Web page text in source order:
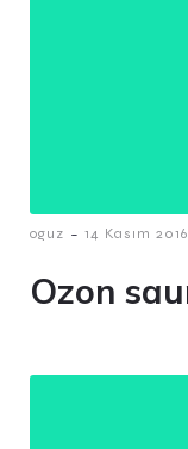
oguz - 14 Kasım 2016
Ozon